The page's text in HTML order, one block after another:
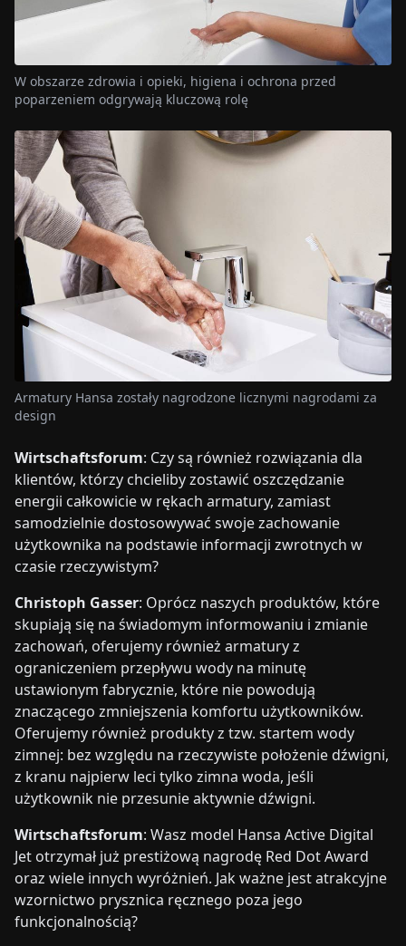
W obszarze zdrowia i opieki, higiena i ochrona przed
poparzeniem odgrywają kluczową rolę
Armatury Hansa zostały nagrodzone licznymi nagrodami za
design
Wirtschaftsforum: Czy są również rozwiązania dla
klientów, którzy chcieliby zostawić oszczędzanie
energii całkowicie w rękach armatury, zamiast
samodzielnie dostosowywać swoje zachowanie
użytkownika na podstawie informacji zwrotnych w
czasie rzeczywistym?
Christoph Gasser: Oprócz naszych produktów, które
skupiają się na świadomym informowaniu i zmianie
zachowań, oferujemy również armatury z
ograniczeniem przepływu wody na minutę
ustawionym fabrycznie, które nie powodują
znaczącego zmniejszenia komfortu użytkowników.
Oferujemy również produkty z tzw. startem wody
zimnej: bez względu na rzeczywiste położenie dźwigni,
z kranu najpierw leci tylko zimna woda, jeśli
użytkownik nie przesunie aktywnie dźwigni.
Wirtschaftsforum: Wasz model Hansa Active Digital
Jet otrzymał już prestiżową nagrodę Red Dot Award
oraz wiele innych wyróżnień. Jak ważne jest atrakcyjne
wzornictwo prysznica ręcznego poza jego
funkcjonalnością?